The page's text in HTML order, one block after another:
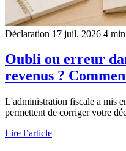
Déclaration 17 juil. 2026 4 min
Oubli ou erreur
revenus ?
L'administration fiscale a mis
permettent de corriger votre
Lire l’article